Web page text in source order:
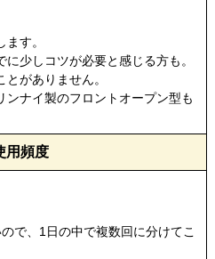
す。
少しコツが必要と感じる方も。
がありません。
ンナイ製のフロントオープン型も
用頻度
で、1日の中で複数回に分けてこ